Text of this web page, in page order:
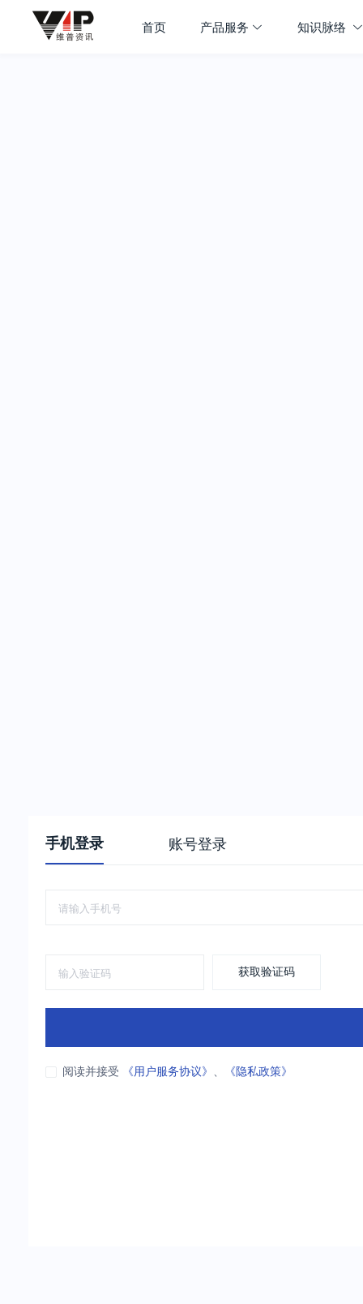
首页 产品服务 知识脉络
手机登录 账号登录
获取验证码
阅读并接受 《用户服务协议》 、 《隐私政策》